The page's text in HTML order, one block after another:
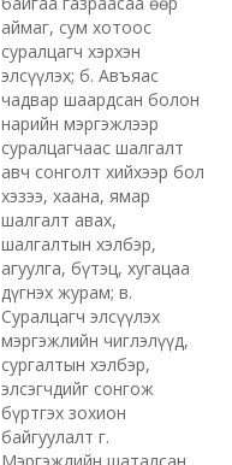
аймаг, сум хотоос
суралцагч хэрхэн
элсүүлэх; б. Авъяас
чадвар шаардсан болон
нарийн мэргэжлээр
суралцагчаас шалгалт
авч сонголт хийхээр бол
хэзээ, хаана, ямар
шалгалт авах,
шалгалтын хэлбэр,
агуулга, бүтэц, хугацаа
дүгнэх журам; в.
Суралцагч элсүүлэх
мэргэжлийн чиглэлүүд,
сургалтын хэлбэр,
элсэгчдийг сонгож
бүртгэх зохион
байгуулалт г.